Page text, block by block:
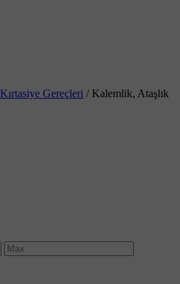
Kırtasiye Gereçleri / Kalemlik, Ataşlık